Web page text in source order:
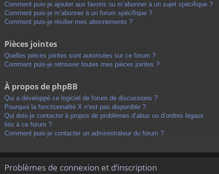
Comment puis-je ajouter aux favoris ou m’abonner à un sujet spécifique ?
Comment puis-je m’abonner à un forum spécifique ?
Comment puis-je résilier mes abonnements ?
Pièces jointes
Quelles pièces jointes sont autorisées sur ce forum ?
Comment puis-je retrouver toutes mes pièces jointes ?
À propos de phpBB
Qui a développé ce logiciel de forum de discussions ?
Pourquoi la fonctionnalité X n’est pas disponible ?
Qui dois-je contacter à propos de problèmes d’abus ou d’ordres légaux
liés à ce forum ?
Comment puis-je contacter un administrateur du forum ?
Problèmes de connexion et d’inscription